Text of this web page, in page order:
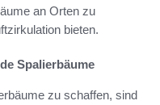
an Orten zu
bieten.
Spalierbäume
zu schaffen, sind